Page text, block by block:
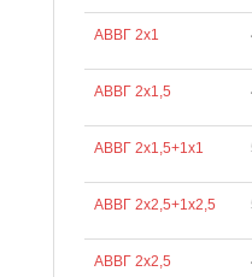
АВВГ 2х1
АВВГ 2х1,5
АВВГ 2х1,5+1х1
АВВГ 2х2,5+1х2,5
АВВГ 2х2,5